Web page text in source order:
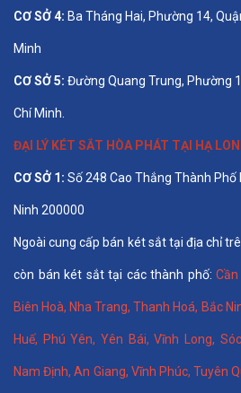
CƠ SỞ 4: Ba Tháng Hai, Phường 14,
Minh
CƠ SỞ 5: Đường Quang Trung, Phường
Chí Minh.
ĐẠI LÝ KÉT SẮT HÒA PHÁT TẠI HẠ
CƠ SỞ 1: Số 248 Cao Thắng Thành Phố
Ninh 200000
Ngoài cung cấp bán két sắt tại địa chỉ
còn bán két sắt tại các thành phố:
Biên Hoà, Nha Trang,Thanh Hoá, Bắc
Huế, Phú Yên,Yên Bái,Vĩnh Long,
Nam Định,An Giang, Vĩnh Phúc,Tuyên